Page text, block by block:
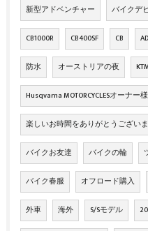
新型アドベンチャー バイクデ
CB1000R CB400SF CB
防水 オーストリアの夜
Husqvarna MOTORCYCLESオーナー様
楽しいお時間をありがとうござい
バイクお友達 バイクの輪
バイク春服 オフロード購入
外車 海外 S/Sモデル